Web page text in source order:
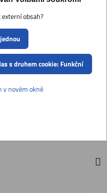
obsah?
s druhem cookie: Funkční
novém okně